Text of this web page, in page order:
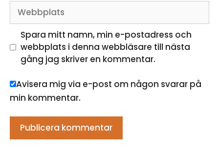
Webbplats
Spara mitt namn, min e-postadress och
webbplats i denna webbläsare till nästa
gång jag skriver en kommentar.
Avisera mig via e-post om någon svarar på
min kommentar.